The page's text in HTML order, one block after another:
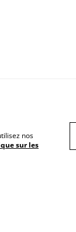
nos
sur les